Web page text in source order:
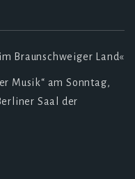
Braunschweiger Land«
Musik“ am Sonntag,
Saal der